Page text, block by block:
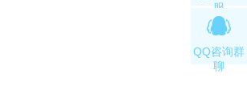
服
QQ咨询群
聊